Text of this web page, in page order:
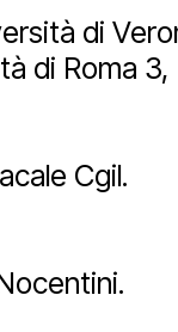
di
di Roma 3,
Cgil.